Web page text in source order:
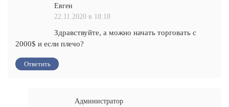
Евген
22.11.2020 в 18:18
Здравствуйте, а можно начать торговать с
2000$ и если плечо?
Ответить
Администратор